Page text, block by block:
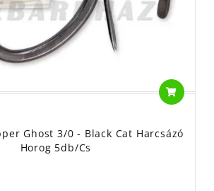
Ghost 3/0 - Black Cat Harcsázó
Horog 5db/cs